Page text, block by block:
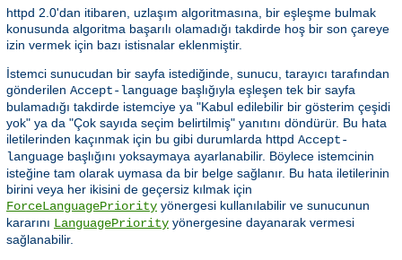
httpd 2.0'dan itibaren, uzlaşım algoritmasına, bir eşleşme bulmak
konusunda algoritma başarılı olamadığı takdirde hoş bir son çareye
izin vermek için bazı istisnalar eklenmiştir.
İstemci sunucudan bir sayfa istediğinde, sunucu, tarayıcı tarafından
gönderilen Accept-language başlığıyla eşleşen tek bir sayfa
bulamadığı takdirde istemciye ya "Kabul edilebilir bir gösterim çeşidi
yok" ya da "Çok sayıda seçim belirtilmiş" yanıtını döndürür. Bu hata
iletilerinden kaçınmak için bu gibi durumlarda httpd Accept-
language başlığını yoksaymaya ayarlanabilir. Böylece istemcinin
isteğine tam olarak uymasa da bir belge sağlanır. Bu hata iletilerinin
birini veya her ikisini de geçersiz kılmak için
ForceLanguagePriority yönergesi kullanılabilir ve sunucunun
kararını LanguagePriority yönergesine dayanarak vermesi
sağlanabilir.